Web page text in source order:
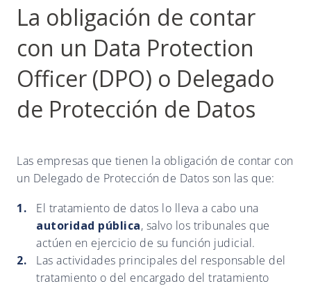
La obligación de contar
con un Data Protection
Officer (DPO) o Delegado
de Protección de Datos
Las empresas que tienen la obligación de contar con
un Delegado de Protección de Datos son las que:
El tratamiento de datos lo lleva a cabo una
autoridad pública, salvo los tribunales que
actúen en ejercicio de su función judicial.
Las actividades principales del responsable del
tratamiento o del encargado del tratamiento